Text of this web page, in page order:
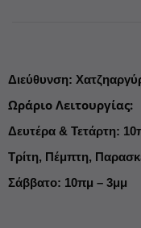
Διεύθυνση:
Ωράριο Λειτουργίας:
Δευτέρα & Τετάρτη:
Τρίτη, Πέμπτη,
Σάββατο: 10πμ – 3μμ